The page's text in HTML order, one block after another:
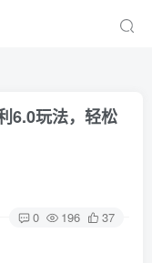
6.0玩法，轻松
0 196 37